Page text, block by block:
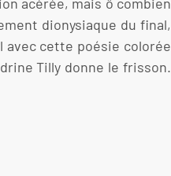
dionysiaque du final,
cette poésie colorée
Tilly donne le frisson.